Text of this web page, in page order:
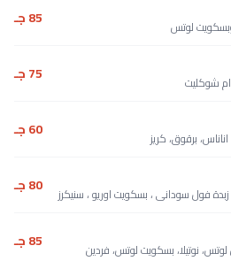
لوتس 85 جـ
شوكليت 75 جـ
برقوق، كريز 60 جـ
فول سودانى ، بسكويت اوريو ، سنيكرز 80 جـ
نوتيلا، بسكويت لوتس، فردين 85 جـ